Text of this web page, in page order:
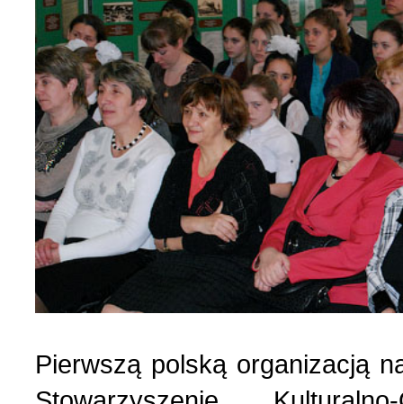
Pierwszą polską organizacją